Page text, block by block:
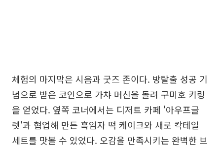
체험의 마지막은 시음과 굿즈 존이다. 방탈출 성공 기
념으로 받은 코인으로 가챠 머신을 돌려 구미호 키링
을 얻었다. 옆쪽 코너에서는 디저트 카페 '아우프글
렛'과 협업해 만든 흑임자 떡 케이크와 새로 칵테일
세트를 맛볼 수 있었다. 오감을 만족시키는 완벽한 브